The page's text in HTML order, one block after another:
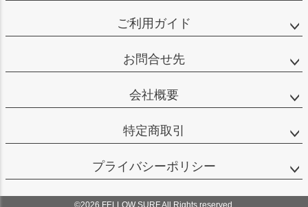
ご利用ガイド
お問合せ先
会社概要
特定商取引
プライバシーポリシー
©2026 FELLOW SURF All Rights reserved.